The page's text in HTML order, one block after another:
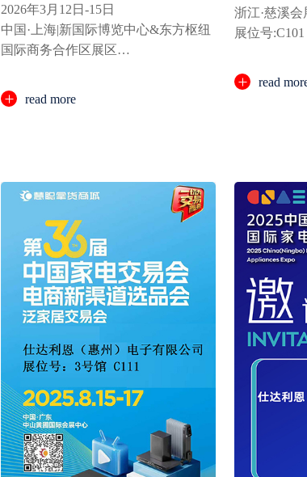
2026年3月12日-15日
中国·上海|新国际博览中心&东方枢纽
国际商务合作区展区
read more
浙江·慈溪会
展位号:C101
read